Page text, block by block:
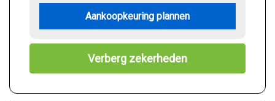
Aankoopkeuring plannen
Verberg zekerheden